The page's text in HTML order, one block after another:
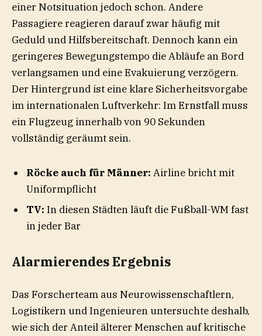
einer Notsituation jedoch schon. Andere
Passagiere reagieren darauf zwar häufig mit
Geduld und Hilfsbereitschaft. Dennoch kann ein
geringeres Bewegungstempo die Abläufe an Bord
verlangsamen und eine Evakuierung verzögern.
Der Hintergrund ist eine klare Sicherheitsvorgabe
im internationalen Luftverkehr: Im Ernstfall muss
ein Flugzeug innerhalb von 90 Sekunden
vollständig geräumt sein.
Röcke auch für Männer: Airline bricht mit
Uniformpflicht
TV: In diesen Städten läuft die Fußball-WM fast
in jeder Bar
Alarmierendes Ergebnis
Das Forscherteam aus Neurowissenschaftlern,
Logistikern und Ingenieuren untersuchte deshalb,
wie sich der Anteil älterer Menschen auf kritische